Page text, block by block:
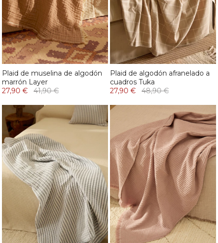
Plaid de muselina de algodón
marrón Layer
27,90 €
41,90 €
Plaid de algodón afranelado a
cuadros Tuka
27,90 €
48,90 €